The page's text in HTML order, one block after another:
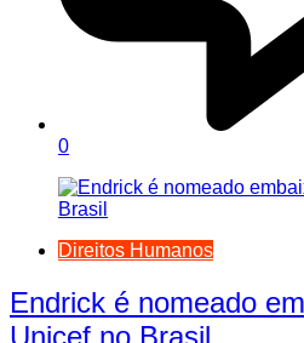
0
Direitos Humanos
Endrick é nomeado
Unicef no Brasil